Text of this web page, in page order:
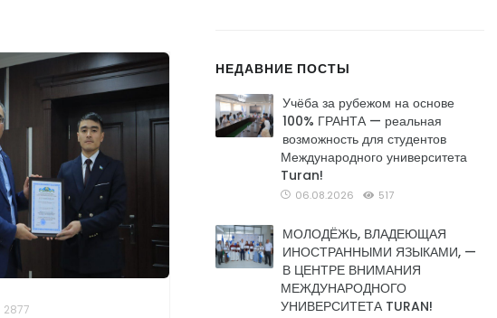
2877
НЕДАВНИЕ ПОСТЫ
Учёба за рубежом на основе
100% ГРАНТА — реальная
возможность для студентов
Международного университета
Turan!
06.08.2026 517
МОЛОДЁЖЬ, ВЛАДЕЮЩАЯ
ИНОСТРАННЫМИ ЯЗЫКАМИ, —
В ЦЕНТРЕ ВНИМАНИЯ
МЕЖДУНАРОДНОГО
УНИВЕРСИТЕТА TURAN!